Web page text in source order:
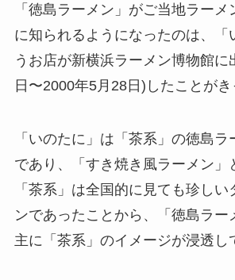
「徳島ラーメン」がご当地ラー
に知られるようになったのは、「
うお店が新横浜ラーメン博物館に
日〜2000年5月28日)したことがき
「いのたに」は「茶系」の徳島
であり、「すき焼き風ラーメン」
「茶系」は全国的に見ても珍しい
ンであったことから、「徳島ラー
主に「茶系」のイメージが浸透し